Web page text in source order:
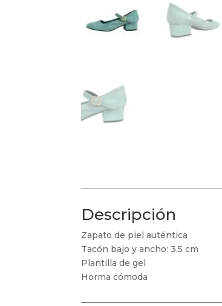
Descripción
Zapato de piel auténtica
Tacón bajo y ancho: 3,5 cm
Plantilla de gel
Horma cómoda